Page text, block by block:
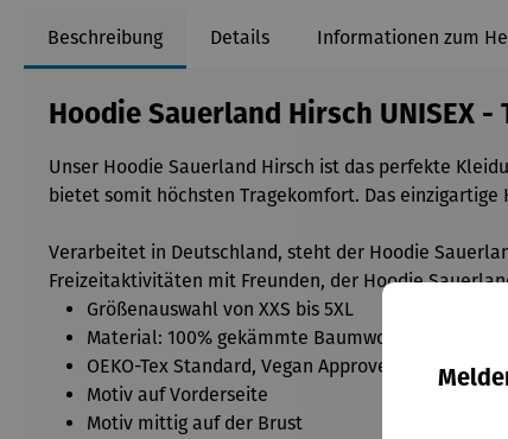
Beschreibung Details Informationen zum
Hoodie Sauerland Hirsch UNISEX -
Unser Hoodie Sauerland Hirsch ist das perfekte
bietet somit höchsten Tragekomfort. Das
Verarbeitet in Deutschland, steht der Hoodie
Freizeitaktivitäten mit Freunden, der Hoodie
Größenauswahl von XXS bis 5XL
Material: 100% gekämmte Baumwolle
OEKO-Tex Standard, Vegan Approved
Motiv auf Vorderseite
Motiv mittig auf der Brust